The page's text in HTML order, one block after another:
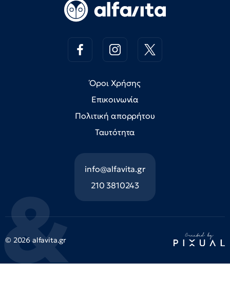
Όροι Χρήσης
Επικοινωνία
Πολιτική απορρήτου
Ταυτότητα
info@alfavita.gr
210 3810243
© 2026 alfavita.gr